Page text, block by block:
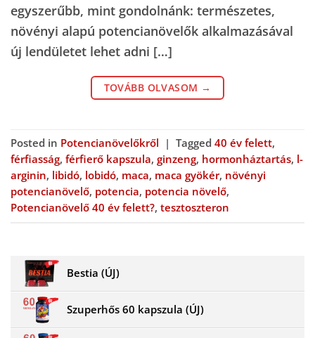
egyszerűbb, mint gondolnánk: természetes,
növényi alapú potencianövelők alkalmazásával
új lendületet lehet adni […]
TOVÁBB OLVASOM →
Posted in Potencianövelőkről | Tagged 40 év felett,
férfiasság, férfierő kapszula, ginzeng, hormonháztartás, l-
arginin, libidó, lobidó, maca, maca gyökér, növényi
potencianövelő, potencia, potencia növelő,
Potencianövelő 40 év felett?, tesztoszteron
Bestia (ÚJ)
Szuperhős 60 kapszula (ÚJ)